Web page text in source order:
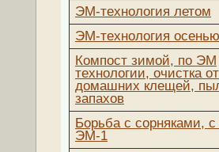
ЭМ-технология летом
ЭМ-технология осенью
Компост зимой, по ЭМ
технологии, очистка от
домашних клещей,
запахов
Борьба с сорняками, с
ЭМ-1